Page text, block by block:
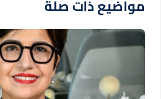
مواضيع ذات صلة